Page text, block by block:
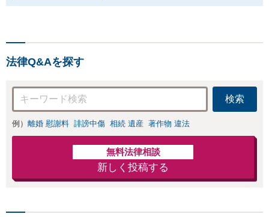
法律Q&Aを探す
検索
例） 離婚 慰謝料 誹謗中傷 相続 遺産 著作物 違法
無料法律相談
新しく投稿する